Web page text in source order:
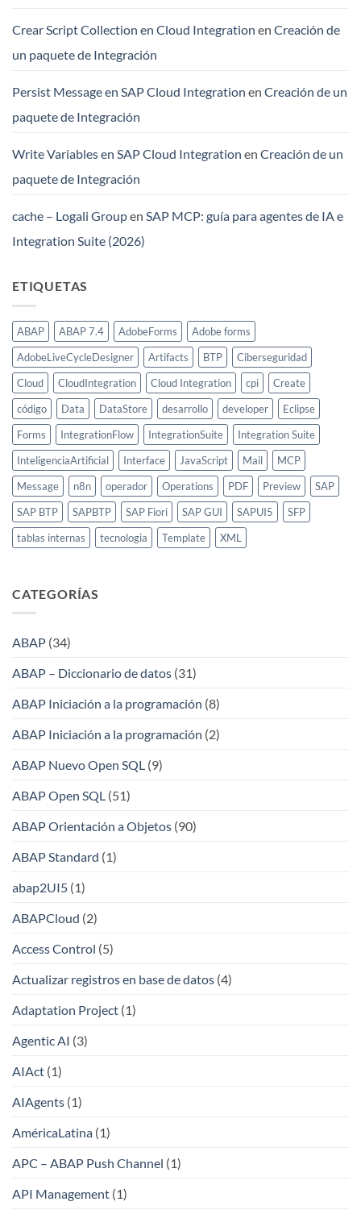
Crear Script Collection en Cloud Integration en Creación de
un paquete de Integración
Persist Message en SAP Cloud Integration en Creación de un
paquete de Integración
Write Variables en SAP Cloud Integration en Creación de un
paquete de Integración
cache – Logali Groupen SAP MCP: guía para agentes de IA e
Integration Suite (2026)
ETIQUETAS
ABAP ABAP 7.4 AdobeForms
Adobe forms
AdobeLiveCycleDesigner
Artifacts BTP
Ciberseguridad
Cloud
CloudIntegration Cloud Integration cpi
Create
código
Data DataStore desarrollo developer
Eclipse
Forms
IntegrationFlow IntegrationSuite
Integration Suite
InteligenciaArtificial
Interface JavaScript Mail
MCP
Message
n8n operador Operations PDF Preview
SAP
SAP BTP
SAPBTP SAP Fiori SAP GUI SAPUI5
SFP
tablas internas
tecnologia Template XML
CATEGORÍAS
ABAP (34)
ABAP – Diccionario de datos (31)
ABAP Iniciación a la programación (8)
ABAP Iniciación a la programación (2)
ABAP Nuevo Open SQL (9)
ABAP Open SQL (51)
ABAP Orientación a Objetos (90)
ABAP Standard (1)
abap2UI5 (1)
ABAPCloud (2)
Access Control (5)
Actualizar registros en base de datos (4)
Adaptation Project (1)
Agentic AI (3)
AIAct (1)
AIAgents (1)
AméricaLatina (1)
APC – ABAP Push Channel (1)
API Management (1)